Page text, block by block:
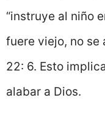
“instruye al niño
fuere viejo, no se
22: 6. Esto
alabar a Dios.